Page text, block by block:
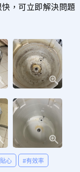
，可立即解決問題
心 #有效率